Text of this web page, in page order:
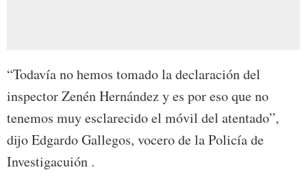
“Todavía no hemos tomado la declaración del
inspector Zenén Hernández y es por eso que no
tenemos muy esclarecido el móvil del atentado”,
dijo Edgardo Gallegos, vocero de la Policía de
Investigacuión .